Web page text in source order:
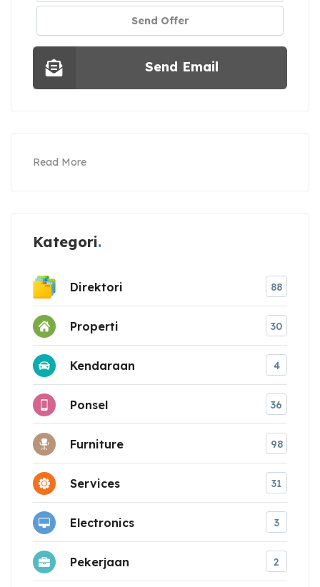
Send Offer
Send Email
Read More
Kategori
Direktori 88
Properti 30
Kendaraan 4
Ponsel 36
Furniture 98
Services 31
Electronics 3
Pekerjaan 2